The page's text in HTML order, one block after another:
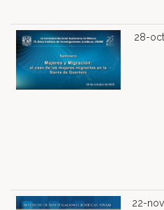
28-
22-